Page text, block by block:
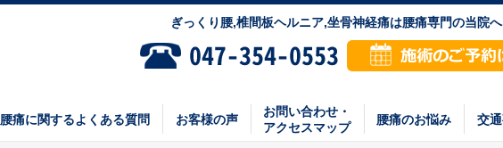
ぎっくり腰,椎間板ヘルニア,坐骨神経痛は腰痛専門の当院
腰痛に関するよくある質問 お客様の声
お問い合わせ・
アクセスマップ
腰痛のお悩み 交